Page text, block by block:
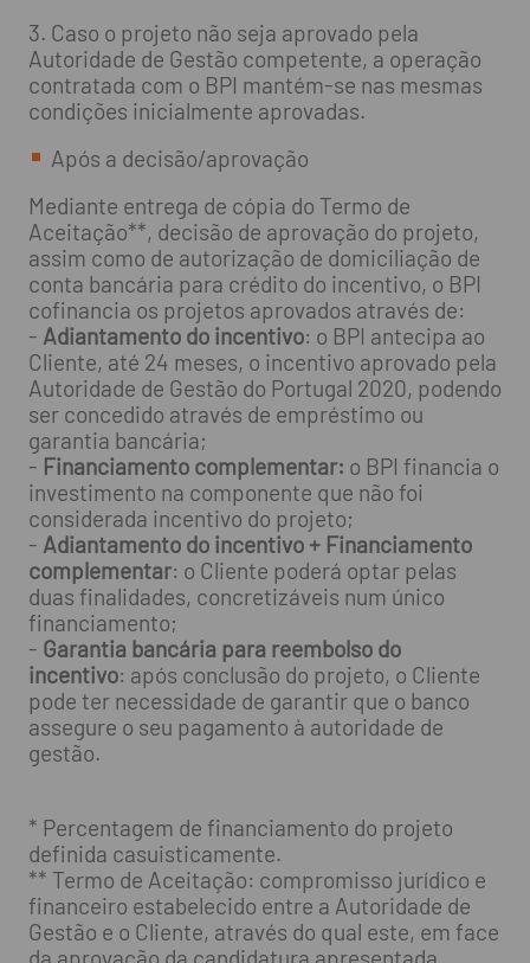
3. Caso o projeto não seja aprovado pela
Autoridade de Gestão competente, a operação
contratada com o BPI mantém-se nas mesmas
condições inicialmente aprovadas.
Após a decisão/aprovação
Mediante entrega de cópia do Termo de
Aceitação**, decisão de aprovação do projeto,
assim como de autorização de domiciliação de
conta bancária para crédito do incentivo, o BPI
cofinancia os projetos aprovados através de:
- Adiantamento do incentivo: o BPI antecipa ao
Cliente, até 24 meses, o incentivo aprovado pela
Autoridade de Gestão do Portugal 2020, podendo
ser concedido através de empréstimo ou
garantia bancária;
- Financiamento complementar: o BPI financia o
investimento na componente que não foi
considerada incentivo do projeto;
- Adiantamento do incentivo + Financiamento
complementar: o Cliente poderá optar pelas
duas finalidades, concretizáveis num único
financiamento;
- Garantia bancária para reembolso do
incentivo: após conclusão do projeto, o Cliente
pode ter necessidade de garantir que o banco
assegure o seu pagamento à autoridade de
gestão.
* Percentagem de financiamento do projeto
definida casuisticamente.
** Termo de Aceitação: compromisso jurídico e
financeiro estabelecido entre a Autoridade de
Gestão e o Cliente, através do qual este, em face
da aprovação da candidatura apresentada,